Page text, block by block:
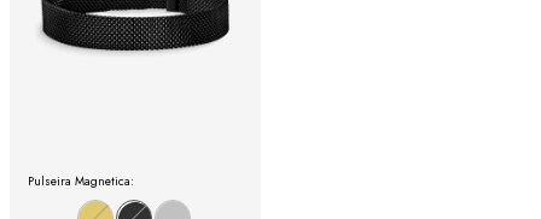
Pulseira Magnetica: